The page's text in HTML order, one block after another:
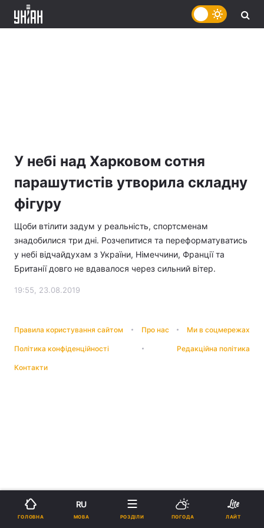
У небі над Харковом сотня
парашутистів утворила складну
фігуру
Щоби втілити задум у реальність, спортсменам
знадобилися три дні. Розчепитися та переформатуватись
у небі відчайдухам з України, Німеччини, Франції та
Британії довго не вдавалося через сильний вітер.
19:55, 23.08.2019
Правила користування сайтом Про нас Ми в соцмережах
Політика конфіденційності Редакційна політика
Контакти
ГОЛОВНА
RU
МОВА РОЗДІЛИ ПОГОДА ЛАЙТ